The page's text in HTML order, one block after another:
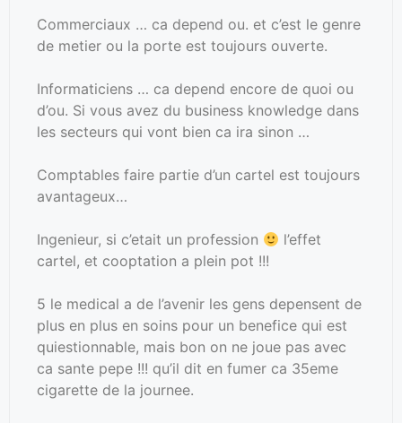
Commerciaux … ca depend ou. et c’est le genre
de metier ou la porte est toujours ouverte.
Informaticiens … ca depend encore de quoi ou
d’ou. Si vous avez du business knowledge dans
les secteurs qui vont bien ca ira sinon …
Comptables faire partie d’un cartel est toujours
avantageux…
Ingenieur, si c’etait un profession
l’effet
cartel, et cooptation a plein pot !!!
5 le medical a de l’avenir les gens depensent de
plus en plus en soins pour un benefice qui est
quiestionnable, mais bon on ne joue pas avec
ca sante pepe !!! qu’il dit en fumer ca 35eme
cigarette de la journee.